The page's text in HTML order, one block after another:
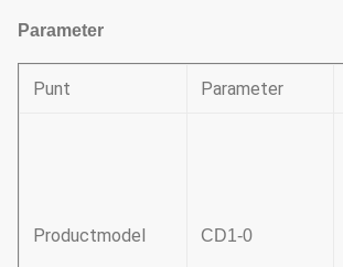
Parameter
Punt Parameter
Productmodel CD1-0